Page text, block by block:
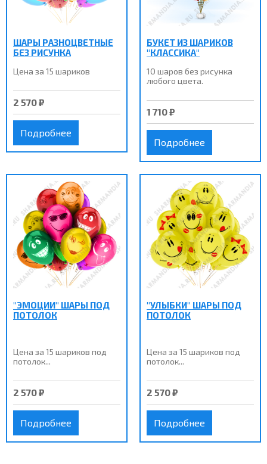
ШАРЫ РАЗНОЦВЕТНЫЕ
БЕЗ РИСУНКА
Цена за 15 шариков
2 570 ₽
Подробнее
БУКЕТ ИЗ ШАРИКОВ
"КЛАССИКА"
10 шаров без рисунка
любого цвета.
1 710 ₽
Подробнее
"ЭМОЦИИ" ШАРЫ ПОД
ПОТОЛОК
Цена за 15 шариков под
потолок...
2 570 ₽
Подробнее
"УЛЫБКИ" ШАРЫ ПОД
ПОТОЛОК
Цена за 15 шариков под
потолок...
2 570 ₽
Подробнее